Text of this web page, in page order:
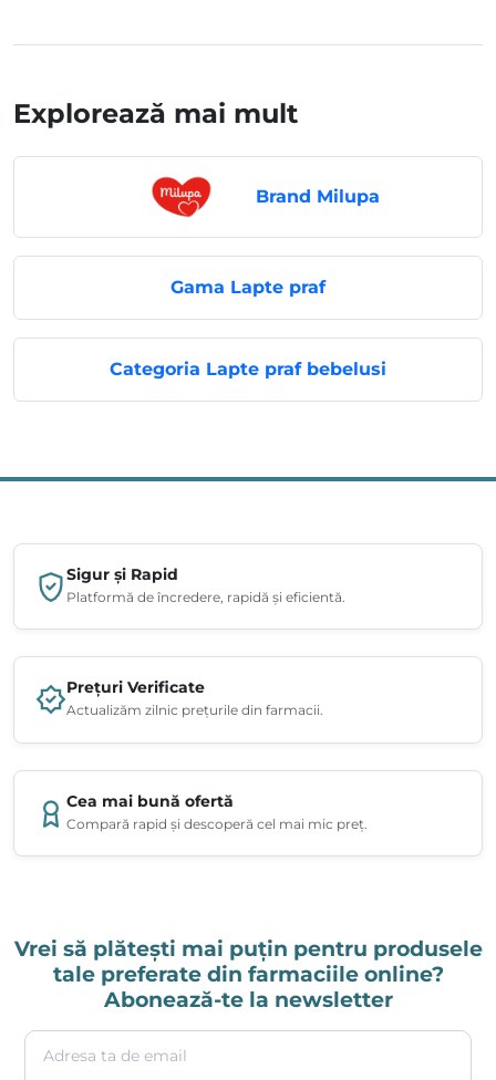
Explorează mai mult
Brand Milupa
Gama Lapte praf
Categoria Lapte praf bebelusi
Sigur și Rapid
Platformă de încredere, rapidă și eficientă.
Prețuri Verificate
Actualizăm zilnic prețurile din farmacii.
Cea mai bună ofertă
Compară rapid și descoperă cel mai mic preț.
Vrei să plătești mai puțin pentru produsele
tale preferate din farmaciile online?
Abonează-te la newsletter
Adresa ta de email